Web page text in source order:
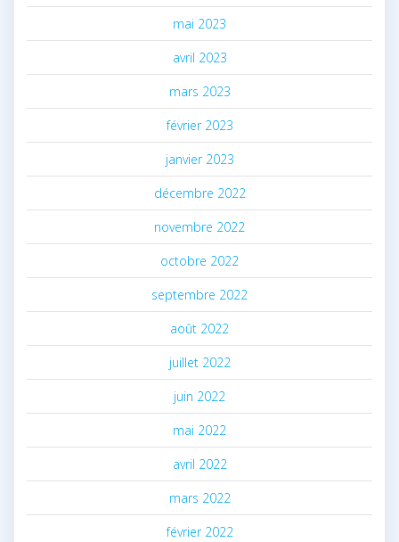
mai 2023
avril 2023
mars 2023
février 2023
janvier 2023
décembre 2022
novembre 2022
octobre 2022
septembre 2022
août 2022
juillet 2022
juin 2022
mai 2022
avril 2022
mars 2022
février 2022